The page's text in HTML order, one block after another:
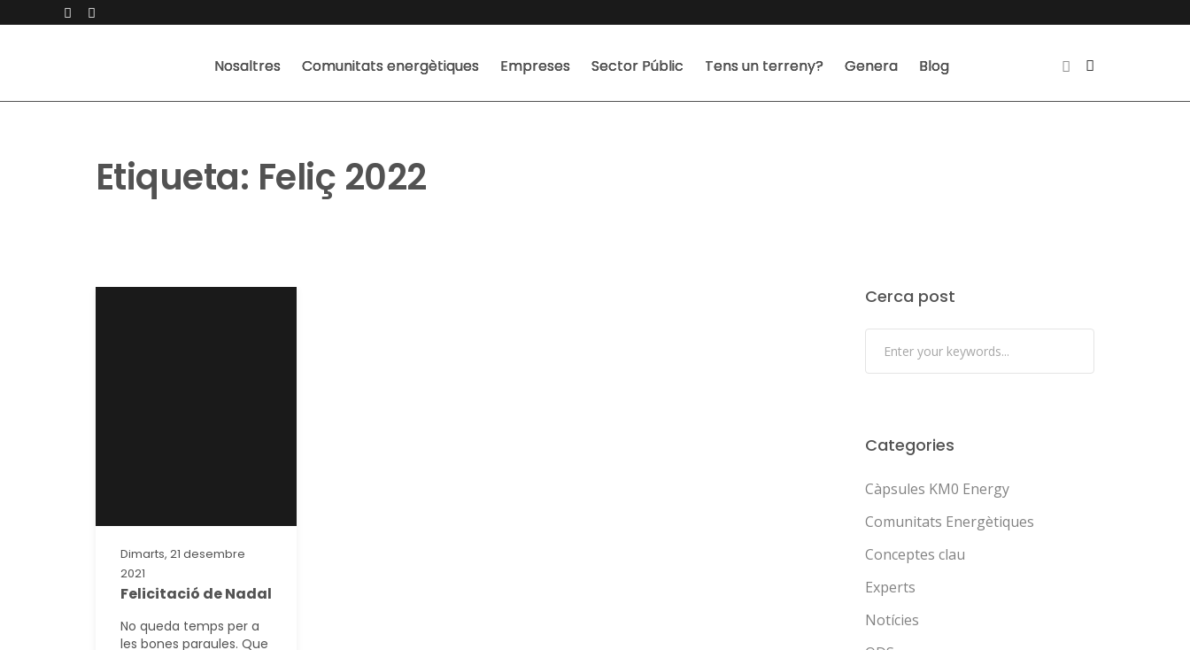
Nosaltres Comunitats energètiques Empreses Sector Públic Tens un terreny? Genera Blog
Etiqueta: Feliç 2022
Dimarts, 21 desembre
2021
Felicitació de Nadal
No queda temps per a
les bones paraules. Que
Cerca post
Categories
Càpsules KM0 Energy
Comunitats Energètiques
Conceptes clau
Experts
Notícies